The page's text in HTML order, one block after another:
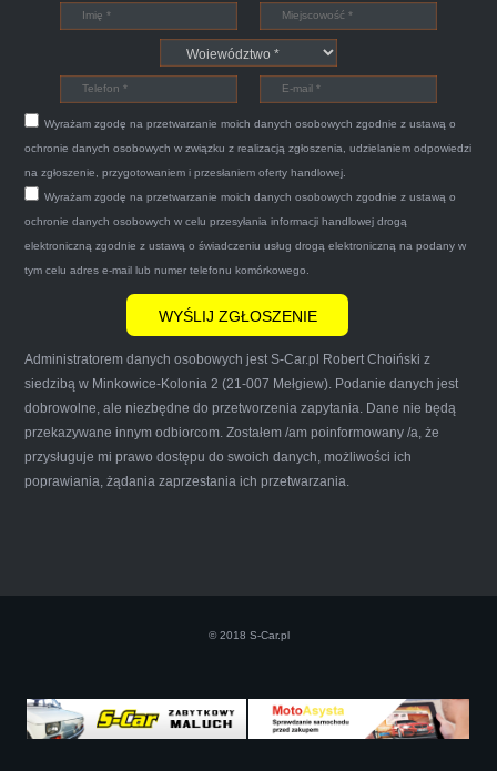
Witam,ja jestem bardzo zadowolona z usługi S-
Car.pl sprzedałam swoją wysłużoną corsinę
tego samego dnia miły grzeczny pan przyjechał
po trzech godzinach autolawetą sprawnie
zapakował auto wypisał dokumenty i wypłacił
gotówkę.Zdecydowanie mogę polecić tą firmę
mnie do skorzystania z ich usług przekonało to
że są na FACEBOOKU i każdy tam może
wyrazić opinię na ich temat.
Iwona Górska
naprawde ludzki, nie zdziera, nie oszukuje.
Wyrażam zgodę na przetwarzanie moich danych osobowych zgodnie z ustawą o
ochronie danych osobowych w związku z realizacją zgłoszenia, udzielaniem odpowiedzi
na zgłoszenie, przygotowaniem i przesłaniem oferty handlowej.
Wyrażam zgodę na przetwarzanie moich danych osobowych zgodnie z ustawą o
ochronie danych osobowych w celu przesyłania informacji handlowej drogą
elektroniczną zgodnie z ustawą o świadczeniu usług drogą elektroniczną na podany w
tym celu adres e-mail lub numer telefonu komórkowego.
Administratorem danych osobowych jest S-Car.pl Robert Choiński z
siedzibą w Minkowice-Kolonia 2 (21-007 Mełgiew). Podanie danych jest
dobrowolne, ale niezbędne do przetworzenia zapytania. Dane nie będą
przekazywane innym odbiorcom. Zostałem /am poinformowany /a, że
przysługuje mi prawo dostępu do swoich danych, możliwości ich
poprawiania, żądania zaprzestania ich przetwarzania.
© 2018 S-Car.pl